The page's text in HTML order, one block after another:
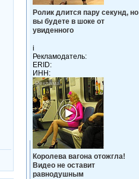
Ролик длится пару секунд, но
вы будете в шоке от
увиденного
i
Рекламодатель:
ERID:
ИНН:
Королева вагона отожгла!
Видео не оставит
равнодушным